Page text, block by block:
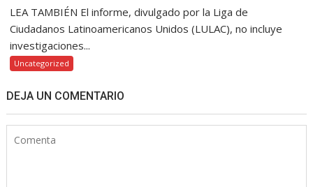
LEA TAMBIÉN El informe, divulgado por la Liga de
Ciudadanos Latinoamericanos Unidos (LULAC), no incluye
investigaciones...
Uncategorized
DEJA UN COMENTARIO